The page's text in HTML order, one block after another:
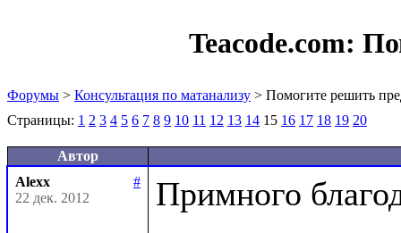
Teacode.com:
Форумы > Консультация по матанализу > Помогите решить
Страницы: 1 2 3 4 5 6 7 8 9 10 11 12 13 14 15 16 17 18 19 20
Автор
Alexx
#
22 дек. 2012